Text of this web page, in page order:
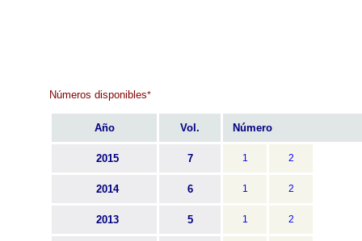
Números disponibles*
Año Vol. Número
2015 7 1 2
2014 6 1 2
2013 5 1 2